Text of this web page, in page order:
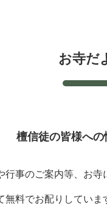
お寺だ
檀信徒の皆様への
事のご案内等、お寺
無料でお配りしていま